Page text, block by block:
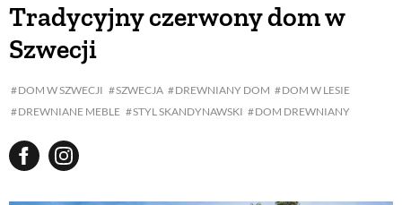
Tradycyjny czerwony dom w
Szwecji
DOM W SZWECJI SZWECJA DREWNIANY DOM
DOM W LESIE
DREWNIANE MEBLE
STYL SKANDYNAWSKI DOM DREWNIANY